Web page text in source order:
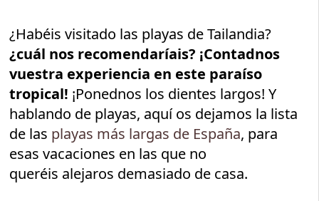
¿Habéis visitado las playas de Tailandia?
¿cuál nos recomendaríais? ¡Contadnos
vuestra experiencia en este paraíso
tropical! ¡Ponednos los dientes largos! Y
hablando de playas, aquí os dejamos la lista
de las playas más largas de España, para
esas vacaciones en las que no
queréis alejaros demasiado de casa.